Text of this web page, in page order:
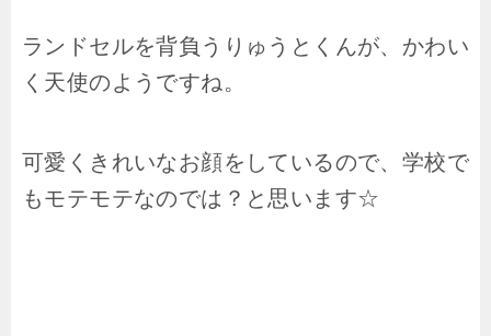
ランドセルを背負うりゅうとくんが、かわい
く天使のようですね。
可愛くきれいなお顔をしているので、学校で
もモテモテなのでは？と思います☆